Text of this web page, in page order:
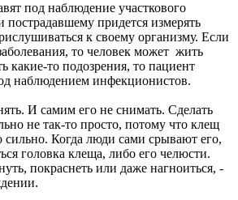
под наблюдение участкового
пострадавшему придется измерять
к своему организму. Если
то человек может жить
какие-то подозрения, то пациент
наблюдением инфекционистов.
И самим его не снимать. Сделать
не так-то просто, потому что клещ
сильно. Когда люди сами срывают его,
головка клеща, либо его челюсти.
покраснеть или даже нагноиться, -